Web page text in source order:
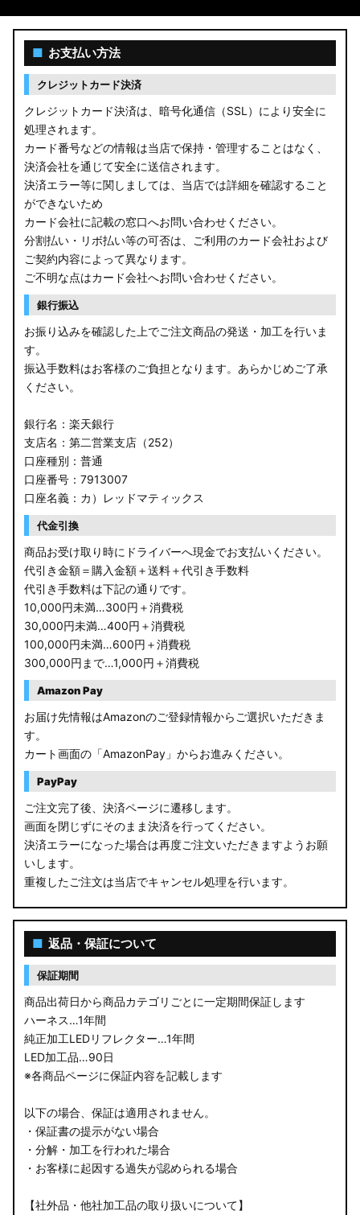
■ お支払い方法
クレジットカード決済
クレジットカード決済は、暗号化通信（SSL）により安全に
処理されます。
カード番号などの情報は当店で保持・管理することはなく、
決済会社を通じて安全に送信されます。
決済エラー等に関しましては、当店では詳細を確認すること
ができないため
カード会社に記載の窓口へお問い合わせください。
分割払い・リボ払い等の可否は、ご利用のカード会社および
ご契約内容によって異なります。
ご不明な点はカード会社へお問い合わせください。
銀行振込
お振り込みを確認した上でご注文商品の発送・加工を行いま
す。
振込手数料はお客様のご負担となります。あらかじめご了承
ください。
銀行名：楽天銀行
支店名：第二営業支店（252）
口座種別：普通
口座番号：7913007
口座名義：カ）レッドマティックス
代金引換
商品お受け取り時にドライバーへ現金でお支払いください。
代引き金額＝購入金額＋送料＋代引き手数料
代引き手数料は下記の通りです。
10,000円未満…300円＋消費税
30,000円未満…400円＋消費税
100,000円未満…600円＋消費税
300,000円まで…1,000円＋消費税
Amazon Pay
お届け先情報はAmazonのご登録情報からご選択いただきま
す。
カート画面の「AmazonPay」からお進みください。
PayPay
ご注文完了後、決済ページに遷移します。
画面を閉じずにそのまま決済を行ってください。
決済エラーになった場合は再度ご注文いただきますようお願
いします。
重複したご注文は当店でキャンセル処理を行います。
■ 返品・保証について
保証期間
商品出荷日から商品カテゴリごとに一定期間保証します
ハーネス…1年間
純正加工LEDリフレクター…1年間
LED加工品…90日
※各商品ページに保証内容を記載します
以下の場合、保証は適用されません。
・保証書の提示がない場合
・分解・加工を行われた場合
・お客様に起因する過失が認められる場合
【社外品・他社加工品の取り扱いについて】